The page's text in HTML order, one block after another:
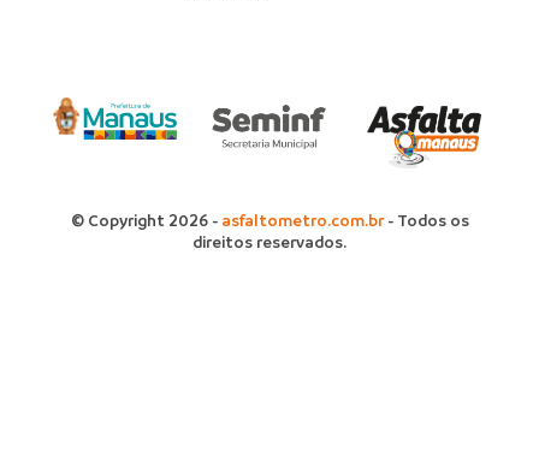
© Copyright 2026 - asfaltometro.com.br- Todos os
direitos reservados.